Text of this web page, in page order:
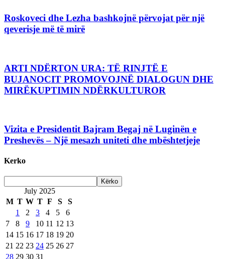
Roskoveci dhe Lezha bashkojnë përvojat për një
qeverisje më të mirë
ARTI NDËRTON URA: TË RINJTË E
BUJANOCIT PROMOVOJNË DIALOGUN DHE
MIRËKUPTIMIN NDËRKULTUROR
Vizita e Presidentit Bajram Begaj në Luginën e
Preshevës – Një mesazh uniteti dhe mbështetjeje
Kerko
July 2025
M T W T F S
S
1
2 3 4 5
6
7
8 9 10 11 12 13
14 15 16 17 18 19 20
21 22 23 24 25 26 27
28 29 30 31